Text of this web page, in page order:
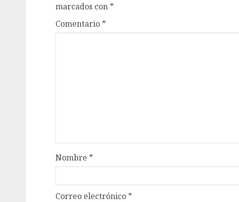
marcados con *
Comentario *
Nombre *
Correo electrónico *